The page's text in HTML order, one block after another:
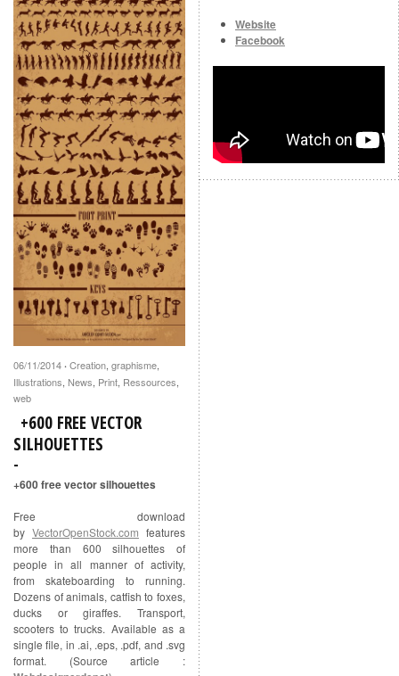
06/11/2014 · Creation, graphisme,
Illustrations, News, Print, Ressources,
web
+600 FREE VECTOR
SILHOUETTES
+600 free vector silhouettes
Free download
by VectorOpenStock.com features
more than 600 silhouettes of
people in all manner of activity,
from skateboarding to running.
Dozens of animals, catfish to foxes,
ducks or giraffes. Transport,
scooters to trucks. Available as a
single file, in .ai, .eps, .pdf, and .svg
format. (Source article :
Website
Facebook